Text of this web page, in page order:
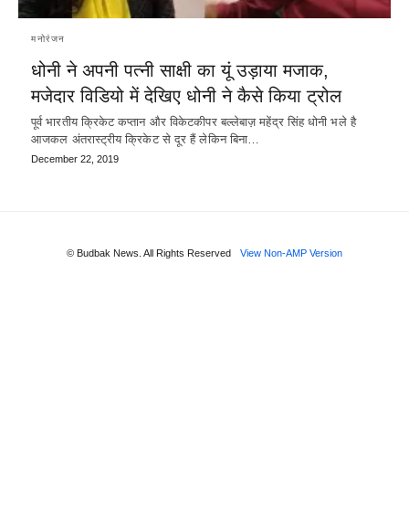
मनोरंजन
धोनी ने अपनी पत्नी साक्षी का यूं उड़ाया मजाक,
मजेदार विडियो में देखिए धोनी ने कैसे किया ट्रोल
पूर्व भारतीय क्रिकेट कप्तान और विकेटकीपर बल्लेबाज़ महेंद्र सिंह धोनी भले है
आजकल अंतरास्ट्रीय क्रिकेट से दूर हैं लेकिन बिना…
December 22, 2019
© Budbak News. All Rights Reserved View Non-AMP Version